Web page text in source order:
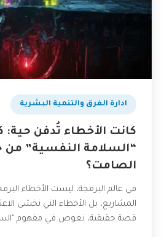
ادارة الفرق والتنمية البشرية
كانت الأخطاء تُدفن حية:
“السلامة النفسية”
الصامت؟
في عالم البرمجة، ليست الأخطاء
المشاريع، بل الأخطاء التي نخشى
قصة حقيقية، نغوص في مفهوم